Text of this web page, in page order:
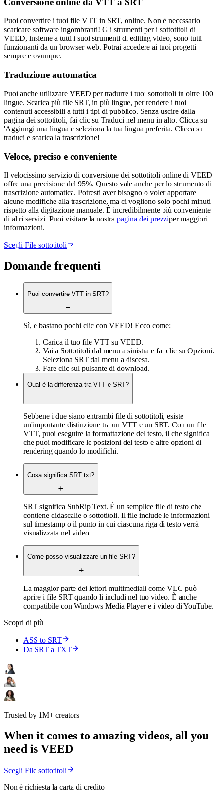
Puoi convertire i tuoi file VTT in SRT, online. Non è necessario
scaricare software ingombranti! Gli strumenti per i sottotitoli di
VEED, insieme a tutti i suoi strumenti di editing video, sono tutti
funzionanti da un browser web. Potrai accedere ai tuoi progetti
sempre e ovunque.
Traduzione automatica
Puoi anche utilizzare VEED per tradurre i tuoi sottotitoli in oltre 100
lingue. Scarica più file SRT, in più lingue, per rendere i tuoi
contenuti accessibili a tutti i tipi di pubblico. Senza uscire dalla
pagina dei sottotitoli, fai clic su Traduci nel menu in alto. Clicca su
'Aggiungi una lingua e seleziona la tua lingua preferita. Clicca su
traduci e scarica la trascrizione!
Veloce, preciso e conveniente
Il velocissimo servizio di conversione dei sottotitoli online di VEED
offre una precisione del 95%. Questo vale anche per lo strumento di
trascrizione automatica. Potresti aver bisogno o voler apportare
alcune modifiche alla trascrizione, ma ci vogliono solo pochi minuti
rispetto alla digitazione manuale. È incredibilmente più conveniente
di altri servizi. Puoi visitare la nostra pagina dei prezziper maggiori
informazioni.
Scegli File sottotitoli
Domande frequenti
Puoi convertire VTT in SRT?
Sì, e bastano pochi clic con VEED! Ecco come:
Carica il tuo file VTT su VEED.
Vai a Sottotitoli dal menu a sinistra e fai clic su Opzioni.
Seleziona SRT dal menu a discesa.
Fare clic sul pulsante di download.
Qual è la differenza tra VTT e SRT?
Sebbene i due siano entrambi file di sottotitoli, esiste
un'importante distinzione tra un VTT e un SRT. Con un file
VTT, puoi eseguire la formattazione del testo, il che significa
che puoi modificare le posizioni del testo e altre opzioni di
rendering quando lo modifichi.
Cosa significa SRT txt?
SRT significa SubRip Text. È un semplice file di testo che
contiene didascalie o sottotitoli. Il file include le informazioni
sul timestamp o il punto in cui ciascuna riga di testo verrà
visualizzata nel video.
Come posso visualizzare un file SRT?
La maggior parte dei lettori multimediali come VLC può
aprire i file SRT quando li includi nel tuo video. È anche
compatibile con Windows Media Player e i video di YouTube.
Scopri di più
ASS to SRT
Da SRT a TXT
Trusted by 1M+ creators
When it comes to amazing videos, all you
need is VEED
Scegli File sottotitoli
Non è richiesta la carta di credito